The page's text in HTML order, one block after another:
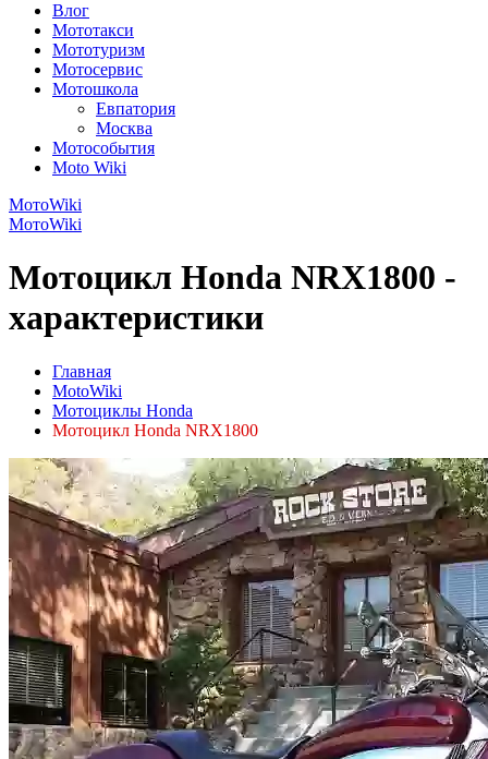
Влог
Мототакси
Мототуризм
Мотосервис
Мотошкола
Евпатория
Москва
Мотособытия
Moto Wiki
МотоWiki
МотоWiki
Мотоцикл Honda NRX1800 -
характеристики
Главная
MotoWiki
Мотоциклы Honda
Мотоцикл Honda NRX1800